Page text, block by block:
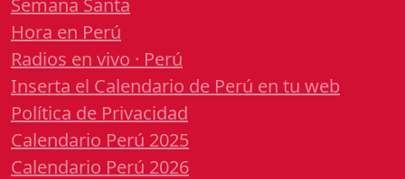
Hora en Perú
Radios en vivo · Perú
Inserta el Calendario de Perú en tu web
Política de Privacidad
Calendario Perú 2025
Calendario Perú 2026